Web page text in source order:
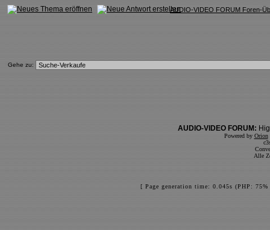
AUDIO-VIDEO FORUM Foren-
Gehe zu:
AUDIO-VIDEO FORUM:
Powered by Orion
Alle
[ Page generation time: 0.045s (PHP: